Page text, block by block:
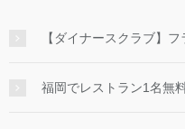
【ダイナースクラブ】
福岡でレストラン1名無